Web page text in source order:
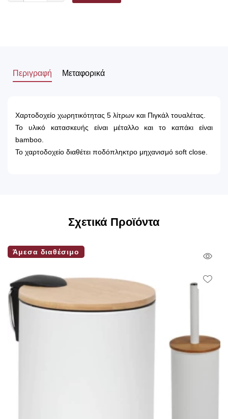
Περιγραφή Μεταφορικά
Χαρτοδοχείο χωρητικότητας 5 λίτρων και Πιγκάλ τουαλέτας.
Το υλικό κατασκευής είναι μέταλλο και το καπάκι είναι
bamboo.
Το χαρτοδοχείο διαθέτει ποδόπληκτρο μηχανισμό soft close.
Σχετικά Προϊόντα
Άμεσα διαθέσιμο